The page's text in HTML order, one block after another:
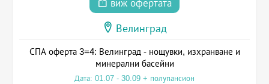
виж офертата
Велинград
СПА оферта 3=4: Велинград - нощувки, изхранване и
минерални басейни
Дата: 01.07 - 30.09 + полупансион